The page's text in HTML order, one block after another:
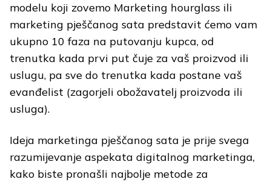
modelu koji zovemo Marketing hourglass ili
marketing pješčanog sata predstavit ćemo vam
ukupno 10 faza na putovanju kupca, od
trenutka kada prvi put čuje za vaš proizvod ili
uslugu, pa sve do trenutka kada postane vaš
evanđelist (zagorjeli obožavatelj proizvoda ili
usluga).
Ideja marketinga pješčanog sata je prije svega
razumijevanje aspekata digitalnog marketinga,
kako biste pronašli najbolje metode za